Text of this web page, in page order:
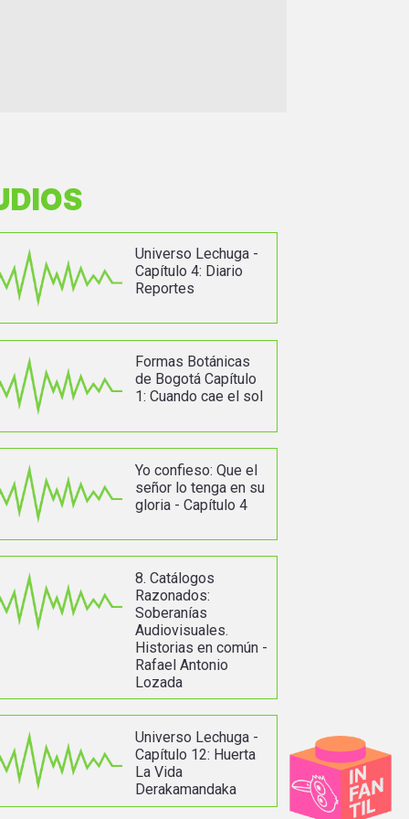
Universo Lechuga -
Capítulo 4: Diario
Reportes
Formas Botánicas
de Bogotá Capítulo
1: Cuando cae el sol
Yo confieso: Que el
señor lo tenga en su
gloria - Capítulo 4
8. Catálogos
Razonados:
Soberanías
Audiovisuales.
Historias en común -
Rafael Antonio
Lozada
Universo Lechuga -
Capítulo 12: Huerta
La Vida
Derakamandaka